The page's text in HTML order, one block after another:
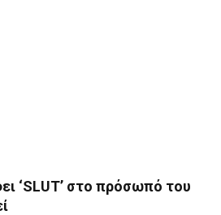
‘SLUT’ στο πρόσωπό του